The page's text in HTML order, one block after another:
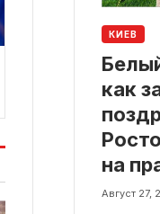
КИЕВ
как
на
Август 27,